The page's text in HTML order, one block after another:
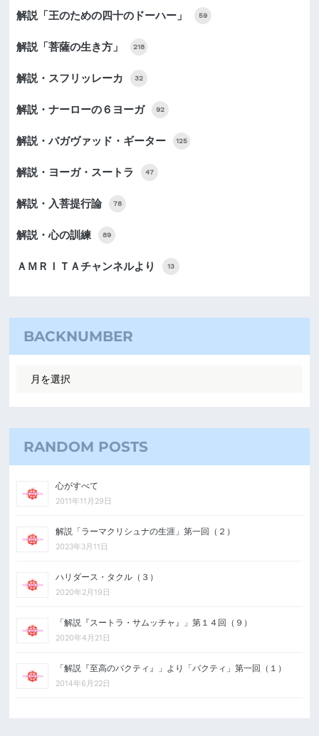
解説「王のための四十のドーハー」 59
解説「菩薩の生き方」 218
解説・スフリッレーカ 32
解説・ナーローの６ヨーガ 92
解説・バガヴァッド・ギーター 125
解説・ヨーガ・スートラ 47
解説・入菩提行論 78
解説・心の訓練 89
ＡＭＲＩＴＡチャンネルより 13
BACKNUMBER
RANDOM POSTS
心がすべて
2011年11月29日
解説「ラーマクリシュナの生涯」第一回（２）
2023年3月11日
ハリダース・タクル（３）
2020年2月19日
「解説『スートラ・サムッチャ』」第１４回（９）
2020年4月21日
「解説『至高のバクティ』」より「バクティ」第一回（１）
2014年6月22日